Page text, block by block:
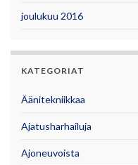
joulukuu 2016
KATEGORIAT
Äänitekniikkaa
Ajatusharhailuja
Ajoneuvoista